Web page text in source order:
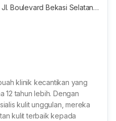
Boulevard Bekasi Selatan,
klinik kecantikan yang
12 tahun lebih. Dengan
kulit unggulan, mereka
kulit terbaik kepada